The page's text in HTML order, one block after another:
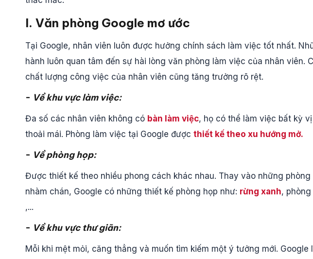
I. Văn phòng Google mơ ước
Tại Google, nhân viên luôn được hưởng chính sách làm việc tốt nhất.
hành luôn quan tâm đến sự hài lòng văn phòng làm việc của nhân viên.
chất lượng công việc của nhân viên cũng tăng trưởng rõ rệt.
- Về khu vực làm việc:
Đa số các nhân viên không có bàn làm việc, họ có thể làm việc bất kỳ
thoải mái. Phòng làm việc tại Google được thiết kế theo xu hướng mở.
- Về phòng họp:
Được thiết kế theo nhiều phong cách khác nhau. Thay vào những
nhàm chán, Google có những thiết kế phòng họp như: rừng xanh,
,...
- Về khu vực thư giãn:
Mỗi khi mệt mỏi, căng thẳng và muốn tìm kiếm một ý tưởng mới. Google